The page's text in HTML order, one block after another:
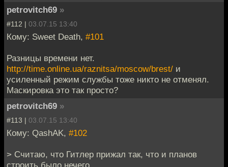
petrovitch69 »
#112 | 03.07.15 13:40
Кому: Sweet Death, #101
Разницы времени нет.
http://time.online.ua/raznitsa/moscow/brest/ и
усиленный режим службы тоже никто не отменял.
Маскировка это так просто?
petrovitch69 »
#113 | 03.07.15 13:40
Кому: QashAK, #102
> Считаю, что Гитлер прижал так, что и планов